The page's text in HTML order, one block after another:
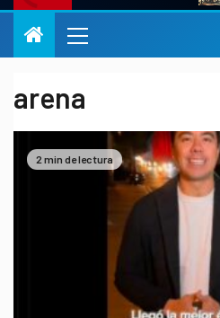
arena
2 min de lectura